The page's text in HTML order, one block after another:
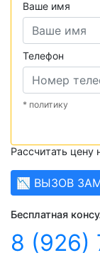
Ваше имя
Телефон
* политику
Рассчитать
📉 ВЫЗОВ
Бесплатная
8 (926)